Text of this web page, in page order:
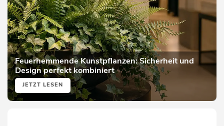
Feuerhemmende Kunstpflanzen: Sicherheit und
Design perfekt kombiniert
JETZT LESEN